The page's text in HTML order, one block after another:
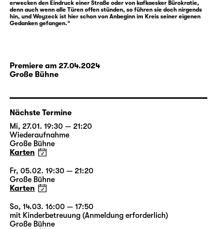
andererseits eine große literarische Freiheit
nimmt. Schlaglichtartig reiht Büchners
in einen grellen Fokus. Büchners Drama ist
Fragment geblieben — aber gerade in seiner
besonders den Aspekten und Umständen
dieser Geschichte.
Für diese Inszenierung gestaltete der
Leipziger Musiker und Jazzpianist
Frischkorn
begleitet den Abend auch live am Klavier,
unterstützt von Angela Requena Fuentes am
Schlagzeug.
erwecken den Eindruck einer Straße oder von kafkaesker Bürokratie,
denn auch wenn alle Türen offen stünden, so führen sie doch nirgends
hin, und Woyzeck ist hier schon von Anbeginn im Kreis seiner eigenen
Gedanken gefangen.“
Premiere am 27.04.2024
Große Bühne
Nächste Termine
Mi, 27.01. 19:30 — 21:20
Wiederaufnahme
Große Bühne
Karten
Fr, 05.02. 19:30 — 21:20
Große Bühne
Karten
So, 14.03. 16:00 — 17:50
mit Kinderbetreuung (Anmeldung erforderlich)
Große Bühne